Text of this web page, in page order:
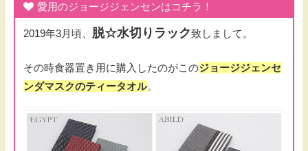
愛用のジョージジェンセンはコチラ！
2019年3月頃、 脱☆水切りラック致しまして。
その時食器置き用に購入したのがこのジョージジェンセ
ンダマスクのティータオル。